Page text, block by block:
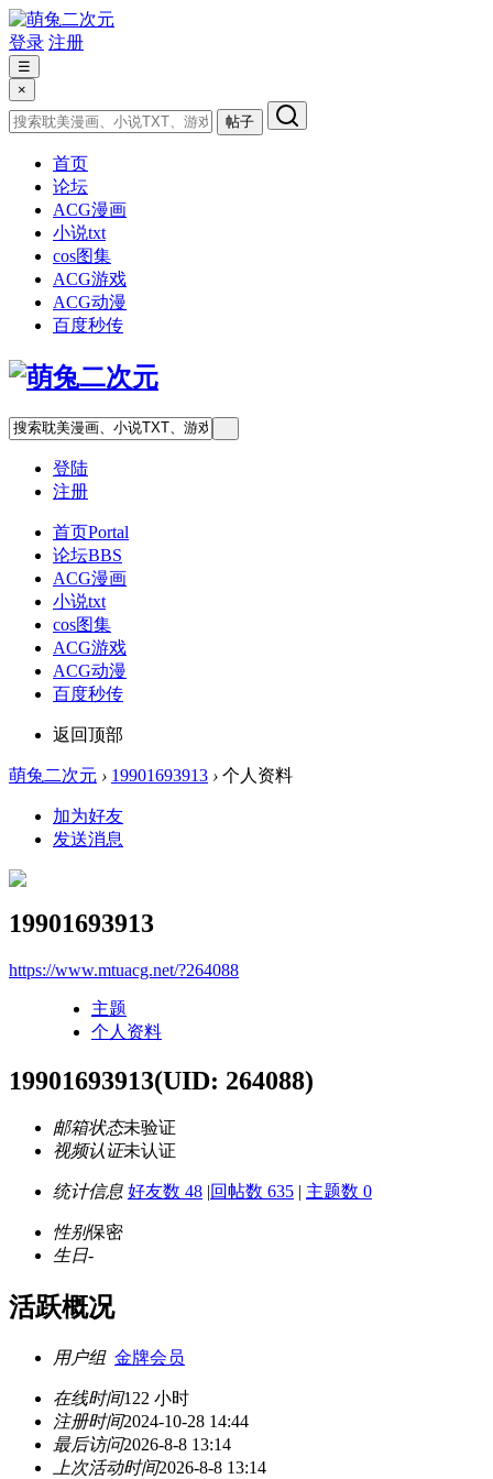
登录 注册
☰
×
帖子
首页
论坛
ACG漫画
小说txt
cos图集
ACG游戏
ACG动漫
百度秒传
登陆
注册
首页Portal
论坛BBS
ACG漫画
小说txt
cos图集
ACG游戏
ACG动漫
百度秒传
返回顶部
萌兔二次元 › 19901693913 › 个人资料
加为好友
发送消息
19901693913
https://www.mtuacg.net/?264088
主题
个人资料
19901693913(UID: 264088)
邮箱状态未验证
视频认证未认证
统计信息 好友数 48 |回帖数 635 | 主题数 0
性别保密
生日-
活跃概况
用户组 金牌会员
在线时间122 小时
注册时间2024-10-28 14:44
最后访问2026-8-8 13:14
上次活动时间2026-8-8 13:14